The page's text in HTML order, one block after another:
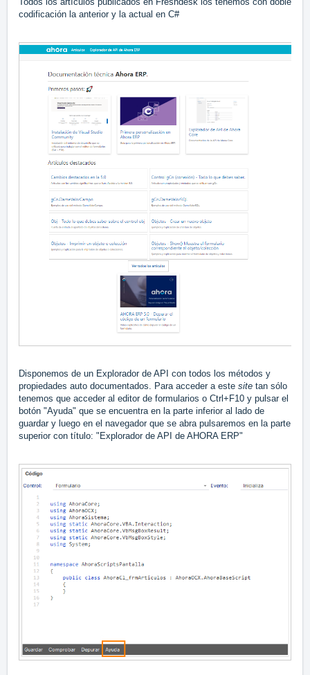
codificación la anterior y la actual en C#
Disponemos de un Explorador de API con todos los métodos y
propiedades auto documentados. Para acceder a este site tan sólo
tenemos que acceder al editor de formularios o Ctrl+F10 y pulsar el
botón "Ayuda" que se encuentra en la parte inferior al lado de
guardar y luego en el navegador que se abra pulsaremos en la parte
superior con título: "Explorador de API de AHORA ERP"